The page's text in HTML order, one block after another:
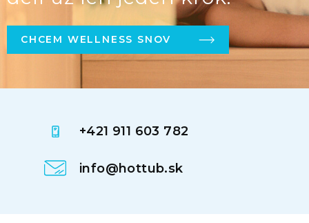
CHCEM WELLNESS SNOV
+421 911 603 782
info@hottub.sk